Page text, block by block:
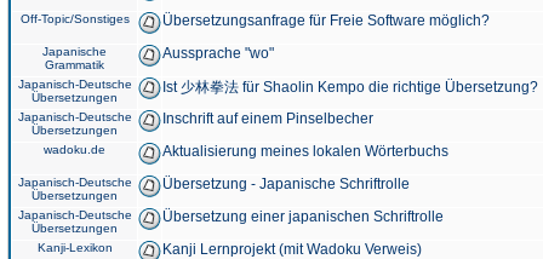
Off-Topic/Sonstiges Übersetzungsanfrage für Freie Software möglich?
Japanische
Grammatik
Aussprache "wo"
Japanisch-Deutsche
Übersetzungen
Ist 少林拳法 für Shaolin Kempo die richtige Übersetzung?
Japanisch-Deutsche
Übersetzungen
Inschrift auf einem Pinselbecher
wadoku.de Aktualisierung meines lokalen Wörterbuchs
Japanisch-Deutsche
Übersetzungen
Übersetzung - Japanische Schriftrolle
Japanisch-Deutsche
Übersetzungen
Übersetzung einer japanischen Schriftrolle
Kanji-Lexikon Kanji Lernprojekt (mit Wadoku Verweis)